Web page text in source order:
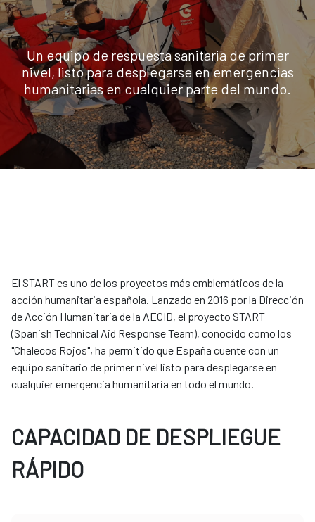
Un equipo de respuesta sanitaria de primer
nivel, listo para desplegarse en emergencias
humanitarias en cualquier parte del mundo.
El START es uno de los proyectos más emblemáticos de la
acción humanitaria española. Lanzado en 2016 por la Dirección
de Acción Humanitaria de la AECID, el proyecto START
(Spanish Technical Aid Response Team), conocido como los
"Chalecos Rojos", ha permitido que España cuente con un
equipo sanitario de primer nivel listo para desplegarse en
cualquier emergencia humanitaria en todo el mundo.
CAPACIDAD DE DESPLIEGUE
RÁPIDO